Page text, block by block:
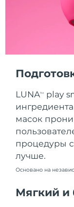
LUNATM
play
масок
процедуры
лучше.
Основано на
Мягкий
Пуэрто-Рико
Катар
Реюньон
Румыния
Россия